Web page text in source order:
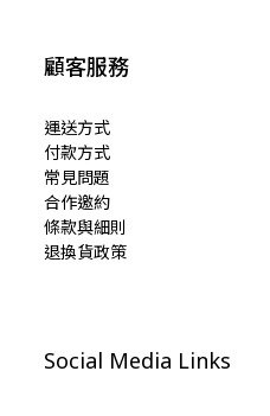
顧客服務
運送方式
付款方式
常見問題
合作邀約
條款與細則
退換貨政策
Social Media Links